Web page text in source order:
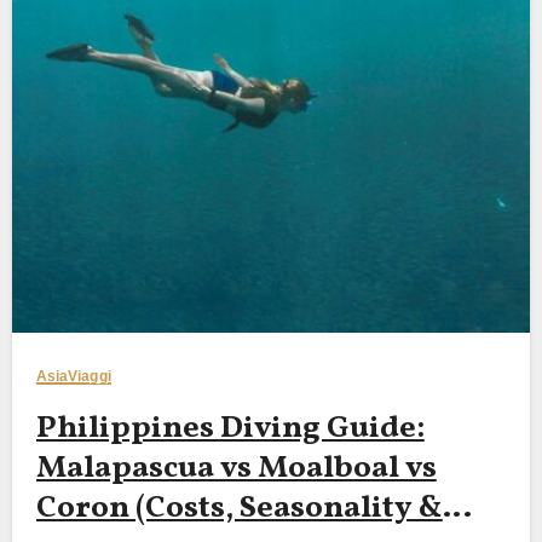
AsiaViaggi
Philippines Diving Guide:
Malapascua vs Moalboal vs
Coron (Costs, Seasonality &